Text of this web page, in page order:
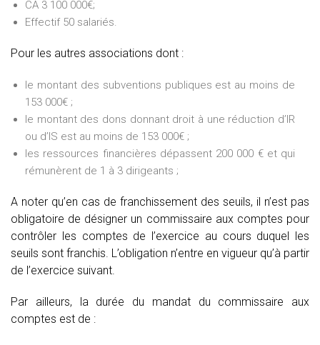
CA 3 100 000€;
Effectif 50 salariés.
Pour les autres associations dont :
le montant des subventions publiques est au moins de
153 000€ ;
le montant des dons donnant droit à une réduction d’IR
ou d’IS est au moins de 153 000€ ;
les ressources financières dépassent 200 000 € et qui
rémunèrent de 1 à 3 dirigeants ;
A noter qu’en cas de franchissement des seuils, il n’est pas
obligatoire de désigner un commissaire aux comptes pour
contrôler les comptes de l’exercice au cours duquel les
seuils sont franchis. L’obligation n’entre en vigueur qu’à partir
de l’exercice suivant.
Par ailleurs, la durée du mandat du commissaire aux
comptes est de :